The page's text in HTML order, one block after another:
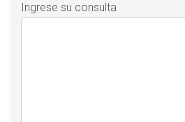
Ingrese su consulta